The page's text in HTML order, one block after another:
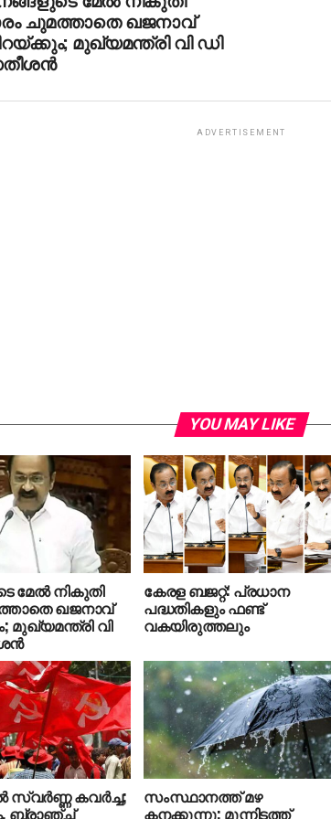
ചുമത്താതെ ഖജനാവ്
മുഖ്യമന്ത്രി വി ഡി
ADVERTISEMENT
YOU MAY LIKE
മേല്‍ നികുതി
ഖജനാവ്
മുഖ്യമന്ത്രി വി
കേരള ബജറ്റ്: പ്രധാന
പദ്ധതികളും ഫണ്ട്
വകയിരുത്തലും
സ്വര്‍ണ്ണ കവര്‍ച്ച;
ബ്രാഞ്ച്
സംസ്ഥാനത്ത് മഴ
കനക്കുന്നു; മൂന്നിടത്ത്